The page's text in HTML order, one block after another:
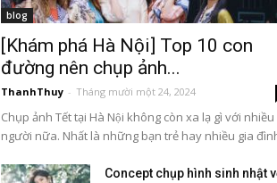
blog
[Khám phá Hà Nội] Top 10 con
đường nên chụp ảnh...
ThanhThuy - Tháng mười một 24, 2024
Chụp ảnh Tết tại Hà Nội không còn xa lạ gì với nhiều
người nữa. Nhất là những bạn trẻ hay nhiều gia
Concept chụp hình sinh nhật